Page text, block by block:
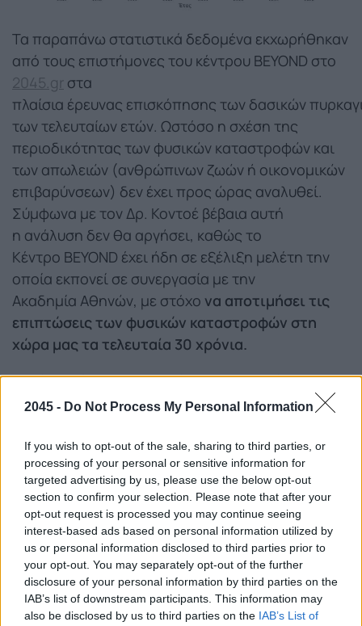
2045 - Do Not Process My Personal Information
If you wish to opt-out of the sale, sharing to third parties, or
processing of your personal or sensitive information for
targeted advertising by us, please use the below opt-out
section to confirm your selection. Please note that after your
opt-out request is processed you may continue seeing
interest-based ads based on personal information utilized by
us or personal information disclosed to third parties prior to
your opt-out. You may separately opt-out of the further
disclosure of your personal information by third parties on the
IAB’s list of downstream participants. This information may
also be disclosed by us to third parties on the IAB’s List of
Τα παραπάνω στατιστικά δεδομένα εκχωρήθηκαν
από τους επιστήμονες του κέντρου BEYOND στο
2045.gr στα
πλαίσια έρευνας επισκόπησης των δασικών
των τελευταίων ετών. Ωστόσο η σχέση της
περιοδικότητας των φυσικών καταστροφών και
των απωλειών (ανθρώπινων ζωών ή οικονομικών
επιβαρύνσεων) δεν έχει προς ώρας αναλυθεί.
Σύμφωνα με τον Δρ. Κοντοέ βέβαια αυτή
η ανάλυση δεν θα αργήσει, καθώς το
Κέντρο BEYOND έχει ήδη σε εξέλιξη μελέτη την
οποία εκπονεί σε συνεργασία με την
Ακαδημία Αθηνών, με στόχο να αποτιμήσει τις
επιπτώσεις των φυσικών καταστροφών στη
χώρα μας τα τελευταία 30 χρόνια.
«Στόχος είναι να καταγράψουμε την εξέλιξη των
πυρκαγιών, την καμένη γη, τις πλημμύρες που
Άλλωστε οι πυρκαγιές ακόμα κι αν δεν κοστίσουν
ανθρώπινες ζωές, έχουν σημαντικές επιπτώσεις
στο οικοσύστημα και διαταράσσουν τις
οικονομικές δραστηριότητες. Επίσης πολλές
φορέςγίνονται αιτία
δευτερογενών καταστροφών, όπως οι
πλημμύρες και φαινόμενα διάβρωσης
των εδαφών και κατακρημνίσεις πρανών και
δρόμων στα ορεινά.Αρκεί να αναφέρουμε ότι